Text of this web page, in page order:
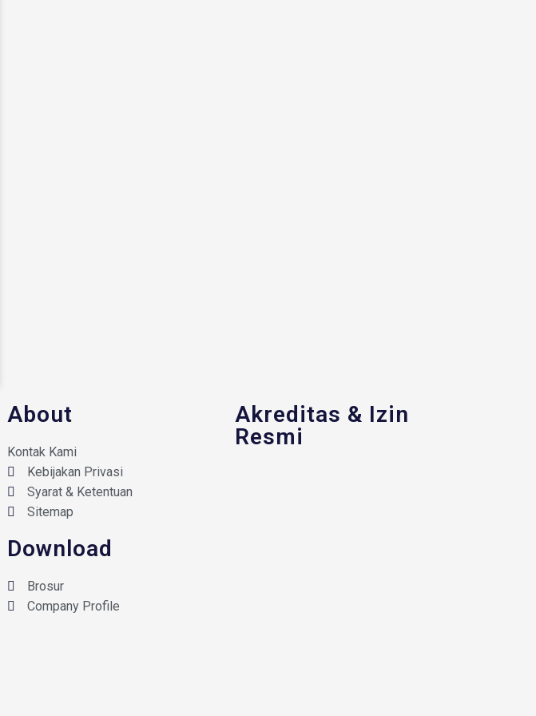
About
Kontak Kami
Kebijakan Privasi
Syarat & Ketentuan
Sitemap
Download
Brosur
Company Profile
Akreditas & Izin
Resmi